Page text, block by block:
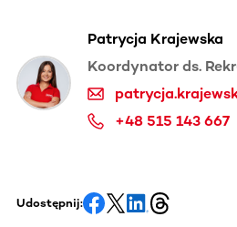
Patrycja Krajewska
Koordynator ds.
+48 515 143 667
Udostępnij: